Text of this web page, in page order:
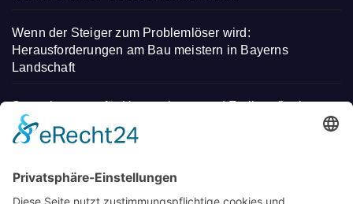
Wenn der Steiger zum Problemlöser wird:
Herausforderungen am Bau meistern in Bayerns
Landschaft
Steuerberatung für Unternehmen und Freiberufler in
Deggendorf
Energie tanken – Entdecken Sie einen
unverwechselbaren Kurzurlaub